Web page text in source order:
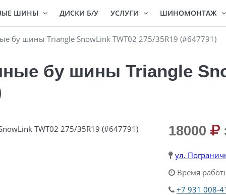
ШИНЫ ДИСКИ Б/У УСЛУГИ ШИНОМОНТАЖ
бу шины Triangle SnowLink TWT02 275/35R19 (#647791)
бу шины Triangle
18000
ул.
Время
+7 931 008-